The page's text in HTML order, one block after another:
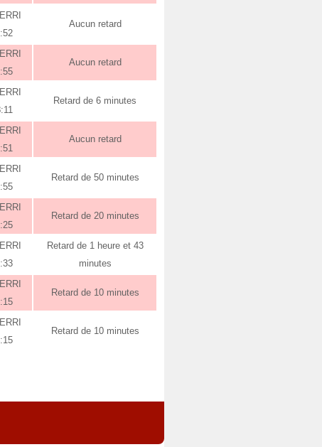
Aucun retard
Aucun retard
Retard de 6 minutes
Aucun retard
Retard de 50 minutes
Retard de 20 minutes
Retard de 1 heure et 43
minutes
Retard de 10 minutes
Retard de 10 minutes